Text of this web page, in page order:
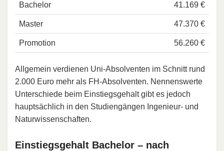
Bachelor 41.169 €
Master 47.370 €
Promotion 56.260 €
Allgemein verdienen Uni-Absolventen im Schnitt rund
2.000 Euro mehr als FH-Absolventen. Nennenswerte
Unterschiede beim Einstiegsgehalt gibt es jedoch
hauptsächlich in den Studiengängen Ingenieur- und
Naturwissenschaften.
Einstiegsgehalt Bachelor – nach